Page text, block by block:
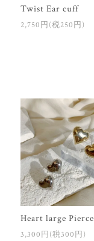
Twist Ear cuff
2,750円(税250円)
Heart large Pierce
3,300円(税300円)